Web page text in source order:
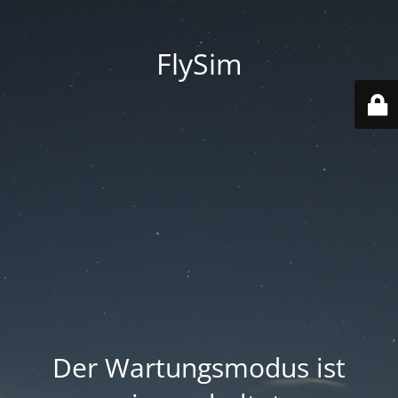
FlySim
Der Wartungsmodus ist